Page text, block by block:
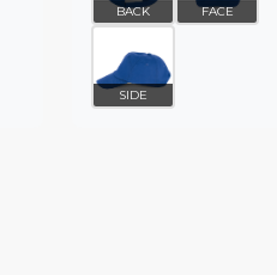
BACK FACE
SIDE